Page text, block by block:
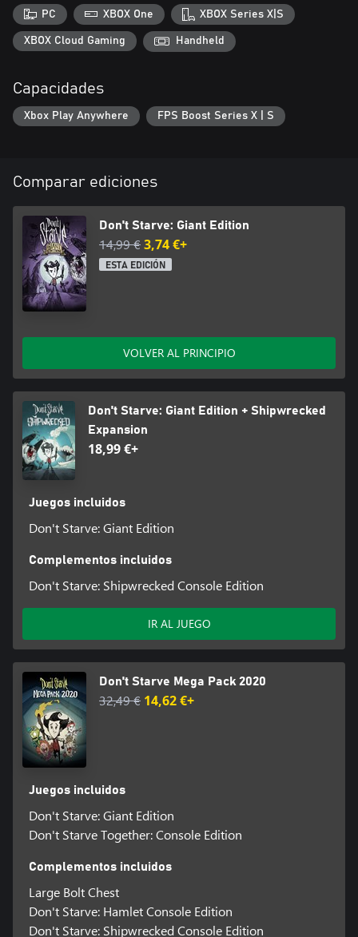
PC XBOX One XBOX Series X|S
XBOX Cloud Gaming Handheld
Capacidades
Xbox Play Anywhere FPS Boost Series X | S
Comparar ediciones
Don't Starve: Giant Edition
14,99 €3,74 €+
ESTA EDICIÓN
VOLVER AL PRINCIPIO
Don't Starve: Giant Edition + Shipwrecked
Expansion
18,99 €+
Juegos incluidos
Don't Starve: Giant Edition
Complementos incluidos
Don't Starve: Shipwrecked Console Edition
IR AL JUEGO
Don't Starve Mega Pack 2020
32,49 € 14,62 €+
Juegos incluidos
Don't Starve: Giant Edition
Don't Starve Together: Console Edition
Complementos incluidos
Large Bolt Chest
Don't Starve: Hamlet Console Edition
Don't Starve: Shipwrecked Console Edition